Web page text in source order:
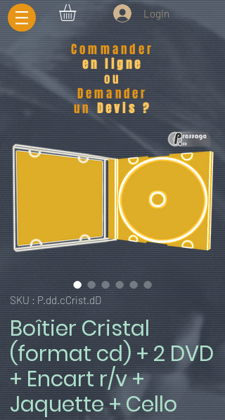
LogIn
Commander
en ligne
ou
Demander
un Devis ?
SKU : P.dd.cCrist.dD
Boîtier Cristal
(format cd) + 2 DVD
+ Encart r/v +
Jaquette + Cello